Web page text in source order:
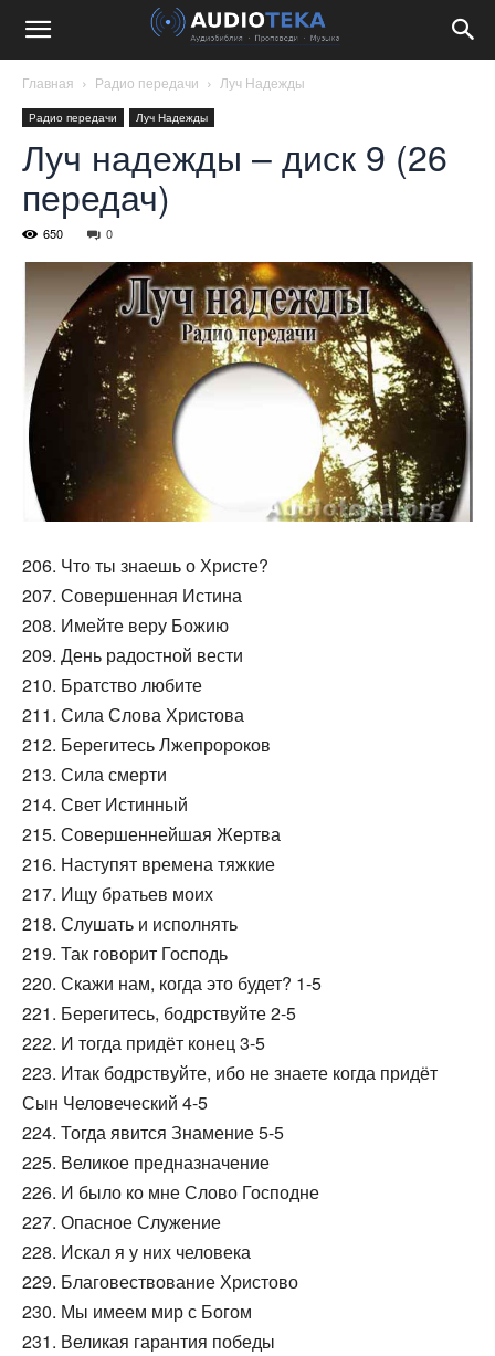
Главная Радио передачи Луч Надежды
Радио передачи Луч Надежды
Луч надежды – диск 9 (26
передач)
650 0
206. Что ты знаешь о Христе?
207. Совершенная Истина
208. Имейте веру Божию
209. День радостной вести
210. Братство любите
211. Сила Слова Христова
212. Берегитесь Лжепророков
213. Сила смерти
214. Свет Истинный
215. Совершеннейшая Жертва
216. Наступят времена тяжкие
217. Ищу братьев моих
218. Слушать и исполнять
219. Так говорит Господь
220. Скажи нам, когда это будет? 1-5
221. Берегитесь, бодрствуйте 2-5
222. И тогда придёт конец 3-5
223. Итак бодрствуйте, ибо не знаете когда придёт
Сын Человеческий 4-5
224. Тогда явится Знамение 5-5
225. Великое предназначение
226. И было ко мне Слово Господне
227. Опасное Служение
228. Искал я у них человека
229. Благовествование Христово
230. Мы имеем мир с Богом
231. Великая гарантия победы